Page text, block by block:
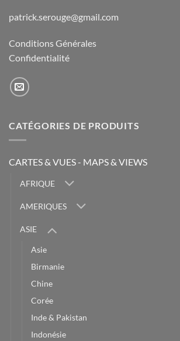
patrick.serouge@gmail.com
Conditions Générales
Confidentialité
CATÉGORIES DE PRODUITS
CARTES & VUES - MAPS & VIEWS
AFRIQUE
AMERIQUES
ASIE
Asie
Birmanie
Chine
Corée
Inde & Pakistan
Indonésie